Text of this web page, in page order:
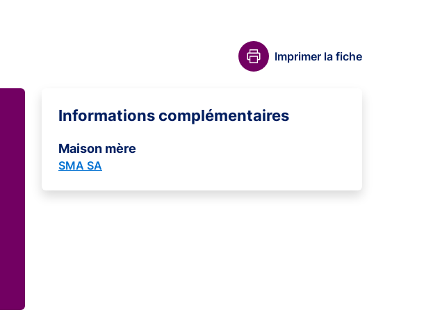
Imprimer la fiche
Informations complémentaires
Maison mère
SMA SA